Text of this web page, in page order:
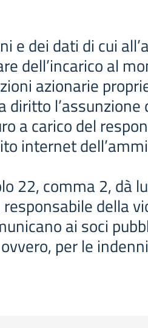
e dei dati di cui
dell’incarico al
azionarie
l’assunzione
a carico del
internet
22, comma 2, dà
della
ai soci
per le